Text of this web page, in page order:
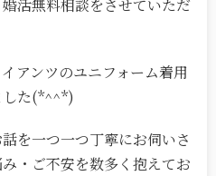
活無料相談をさせていただ
アンツのユニフォーム着用
した(*^^*)
を一つ一つ丁寧にお伺いさ
・ご不安を数多く抱えてお